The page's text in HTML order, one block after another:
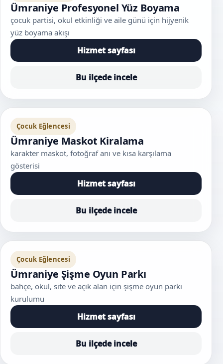
Ümraniye Profesyonel Yüz Boyama
çocuk partisi, okul etkinliği ve aile günü için hijyenik
yüz boyama akışı
Hizmet sayfası
Bu ilçede incele
Çocuk Eğlencesi
Ümraniye Maskot Kiralama
karakter maskot, fotoğraf anı ve kısa karşılama
gösterisi
Hizmet sayfası
Bu ilçede incele
Çocuk Eğlencesi
Ümraniye Şişme Oyun Parkı
bahçe, okul, site ve açık alan için şişme oyun parkı
kurulumu
Hizmet sayfası
Bu ilçede incele